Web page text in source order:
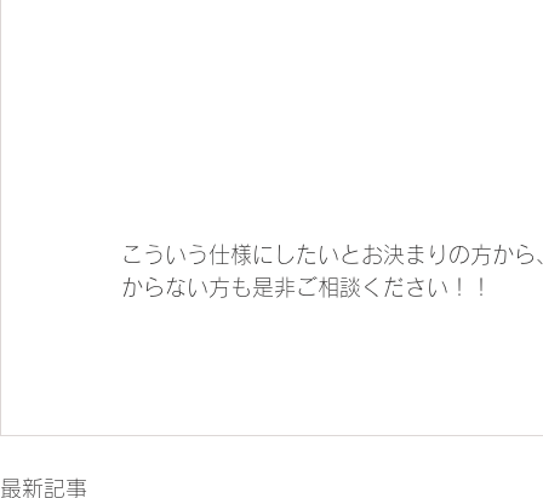
こういう仕様にしたいとお決まりの方か
からない方も是非ご相談ください！！
最新記事